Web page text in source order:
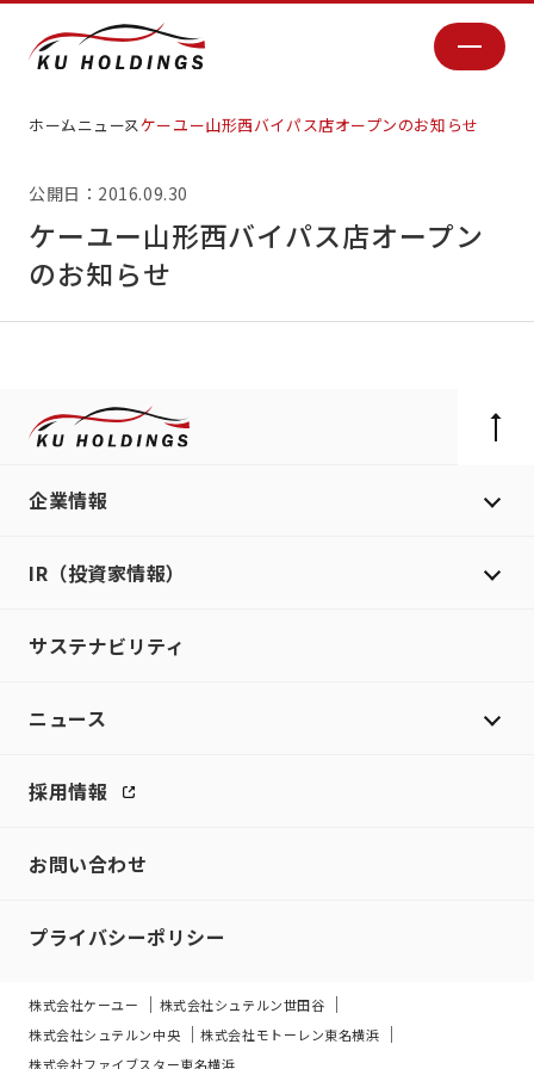
ホームニュースケーユー山形西バイパス店オープンのお知らせ
公開日：2016.09.30
ケーユー山形西バイパス店オープン
のお知らせ
企業情報
IR（投資家情報）
サステナビリティ
ニュース
採用情報
お問い合わせ
プライバシーポリシー
株式会社ケーユー
株式会社シュテルン世田谷
株式会社シュテルン中央
株式会社モトーレン東名横浜
株式会社ファイブスター東名横浜